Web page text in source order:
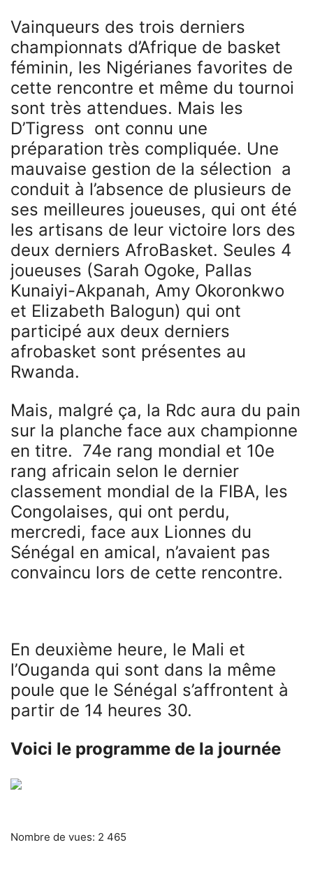
Vainqueurs des trois derniers
championnats d’Afrique de basket
féminin, les Nigérianes favorites de
cette rencontre et même du tournoi
sont très attendues. Mais les
D’Tigress ont connu une
préparation très compliquée. Une
mauvaise gestion de la sélection a
conduit à l’absence de plusieurs de
ses meilleures joueuses, qui ont été
les artisans de leur victoire lors des
deux derniers AfroBasket. Seules 4
joueuses (Sarah Ogoke, Pallas
Kunaiyi-Akpanah, Amy Okoronkwo
et Elizabeth Balogun) qui ont
participé aux deux derniers
afrobasket sont présentes au
Rwanda.
Mais, malgré ça, la Rdc aura du pain
sur la planche face aux championne
en titre. 74e rang mondial et 10e
rang africain selon le dernier
classement mondial de la FIBA, les
Congolaises, qui ont perdu,
mercredi, face aux Lionnes du
Sénégal en amical, n’avaient pas
convaincu lors de cette rencontre.
En deuxième heure, le Mali et
l’Ouganda qui sont dans la même
poule que le Sénégal s’affrontent à
partir de 14 heures 30.
Voici le programme de la journée
Nombre de vues: 2 465